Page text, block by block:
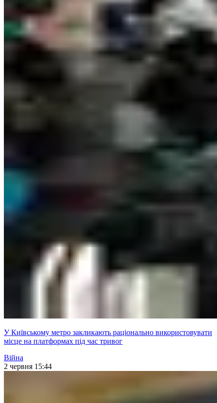
У Київському метро закликають раціонально використовувати
місце на платформах під час тривог
Війна
2 червня 15:44